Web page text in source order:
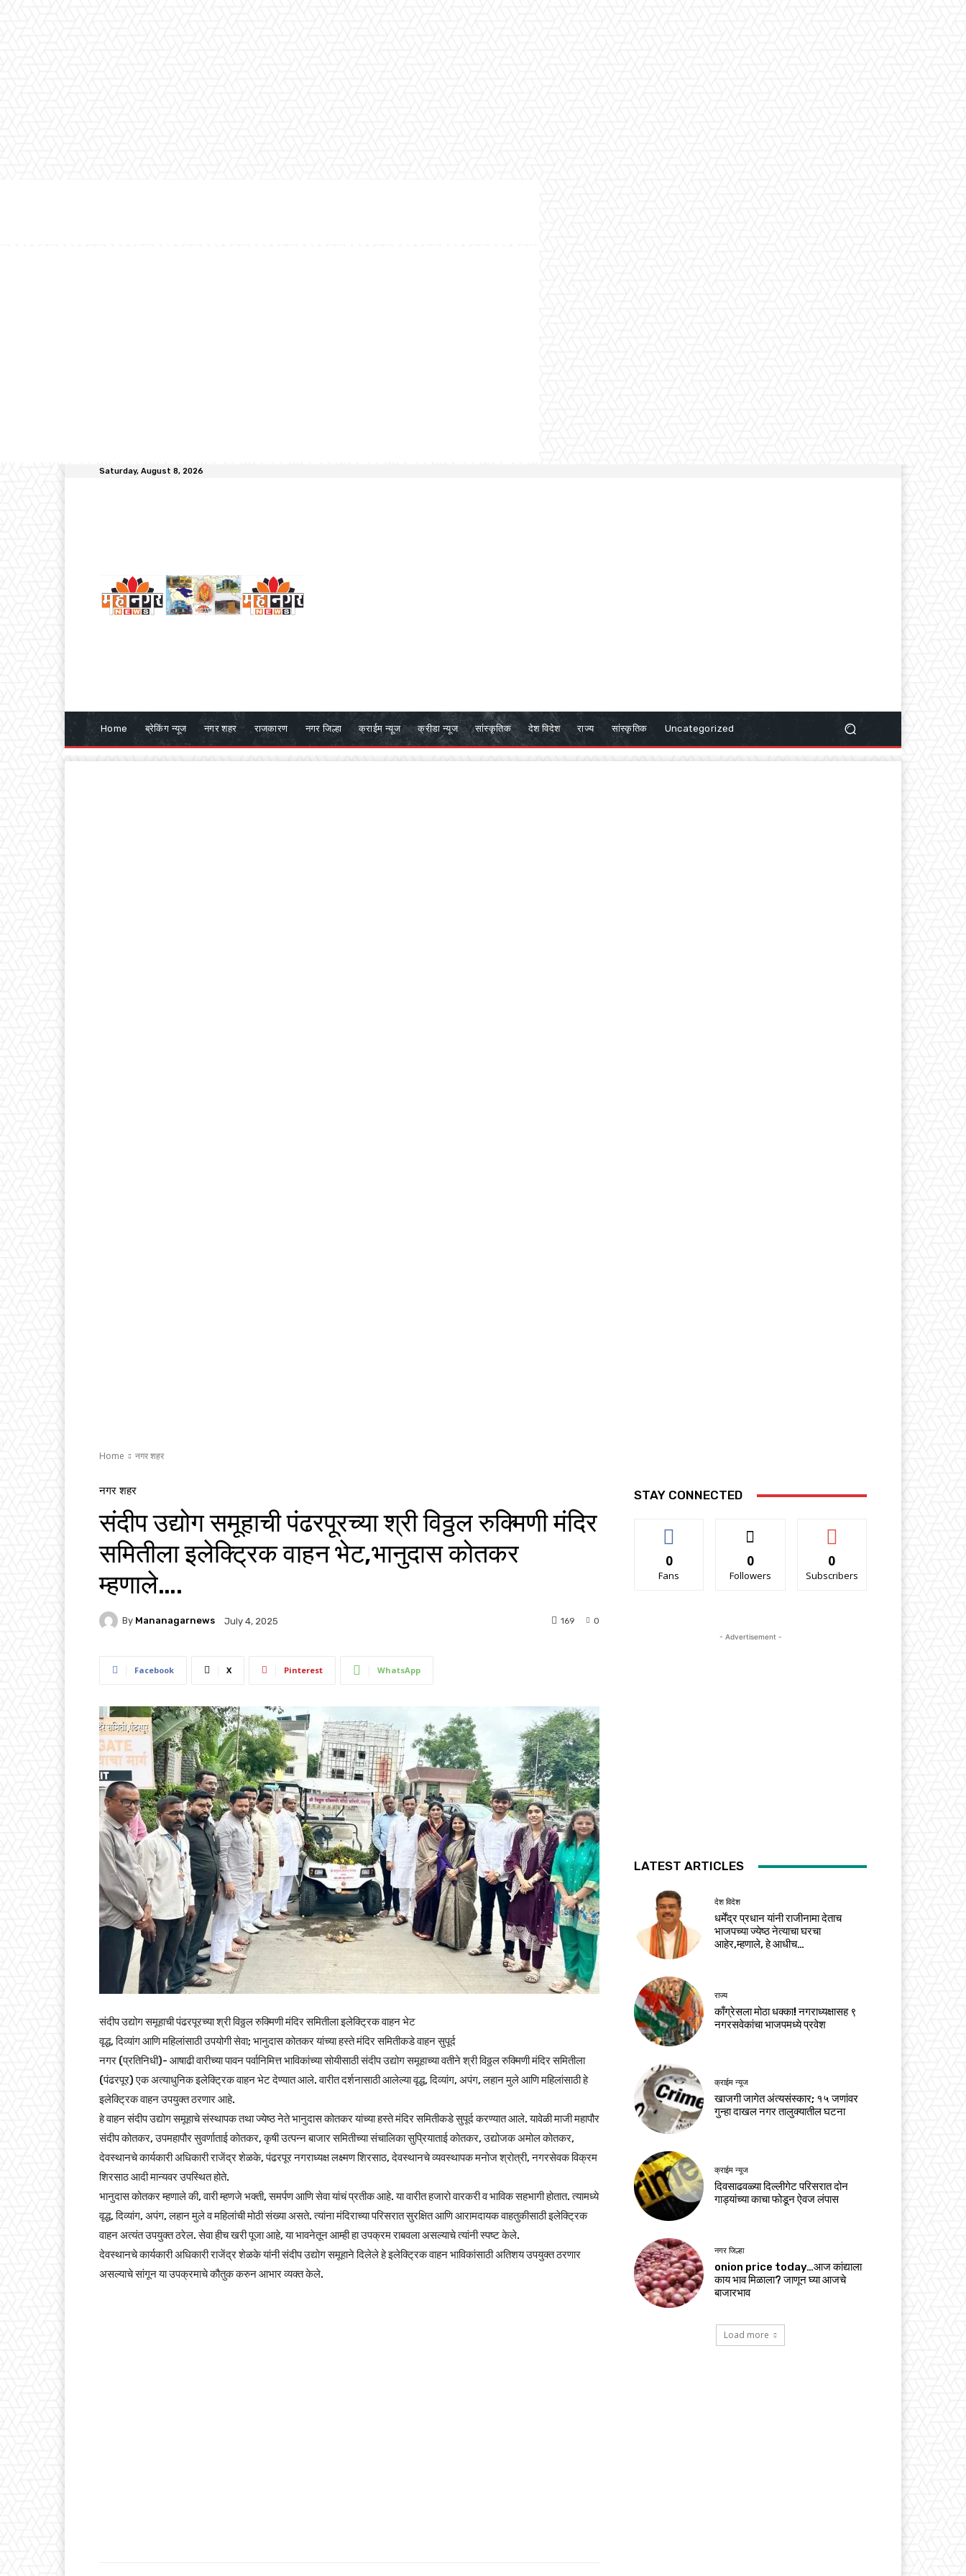
Saturday, August 8, 2026
Home ब्रेकिंग न्यूज नगर शहर राजकारण नगर जिल्हा क्राईम न्यूज क्रीडा न्यूज सांस्कृतिक देश विदेश राज्य सांस्कृतिक Uncategorized
Home नगर शहर
नगर शहर
संदीप उद्योग समूहाची पंढरपूरच्या श्री विठ्ठल रुक्मिणी मंदिर
समितीला इलेक्ट्रिक वाहन भेट,भानुदास कोतकर
म्हणाले….
By Mananagarnews July 4, 2025 0
169
Facebook X Pinterest WhatsApp
संदीप उद्योग समूहाची पंढरपूरच्या श्री विठ्ठल रुक्मिणी मंदिर समितीला इलेक्ट्रिक वाहन भेट
वृद्ध, दिव्यांग आणि महिलांसाठी उपयोगी सेवा; भानुदास कोतकर यांच्या हस्ते मंदिर समितीकडे वाहन सुपूर्द
नगर (प्रतिनिधी)- आषाढी वारीच्या पावन पर्वानिमित्त भाविकांच्या सोयीसाठी संदीप उद्योग समूहाच्या वतीने श्री विठ्ठल रुक्मिणी मंदिर समितीला
(पंढरपूर) एक अत्याधुनिक इलेक्ट्रिक वाहन भेट देण्यात आले. वारीत दर्शनासाठी आलेल्या वृद्ध, दिव्यांग, अपंग, लहान मुले आणि महिलांसाठी हे
इलेक्ट्रिक वाहन उपयुक्त ठरणार आहे.
हे वाहन संदीप उद्योग समूहाचे संस्थापक तथा ज्येष्ठ नेते भानुदास कोतकर यांच्या हस्ते मंदिर समितीकडे सुपूर्द करण्यात आले. यावेळी माजी महापौर
संदीप कोतकर, उपमहापौर सुवर्णाताई कोतकर, कृषी उत्पन्न बाजार समितीच्या संचालिका सुप्रियाताई कोतकर, उद्योजक अमोल कोतकर,
देवस्थानचे कार्यकारी अधिकारी राजेंद्र शेळके, पंढरपूर नगराध्यक्ष लक्ष्मण शिरसाठ, देवस्थानचे व्यवस्थापक मनोज श्रोत्री, नगरसेवक विक्रम
शिरसाठ आदी मान्यवर उपस्थित होते.
भानुदास कोतकर म्हणाले की, वारी म्हणजे भक्ती, समर्पण आणि सेवा यांचं प्रतीक आहे. या वारीत हजारो वारकरी व भाविक सहभागी होतात. त्यामध्ये
वृद्ध, दिव्यांग, अपंग, लहान मुले व महिलांची मोठी संख्या असते. त्यांना मंदिराच्या परिसरात सुरक्षित आणि आरामदायक वाहतुकीसाठी इलेक्ट्रिक
वाहन अत्यंत उपयुक्त ठरेल. सेवा हीच खरी पूजा आहे, या भावनेतून आम्ही हा उपक्रम राबवला असल्याचे त्यांनी स्पष्ट केले.
देवस्थानचे कार्यकारी अधिकारी राजेंद्र शेळके यांनी संदीप उद्योग समूहाने दिलेले हे इलेक्ट्रिक वाहन भाविकांसाठी अतिशय उपयुक्त ठरणार
असल्याचे सांगून या उपक्रमाचे कौतुक करुन आभार व्यक्त केले.
STAY CONNECTED
0
Fans
0
Followers
0
Subscribers
- Advertisement -
LATEST ARTICLES
देश विदेश
धर्मेंद्र प्रधान यांनी राजीनामा देताच
भाजपच्या ज्येष्ठ नेत्याचा घरचा
आहेर,म्हणाले, हे आधीच…
राज्य
काँग्रेसला मोठा धक्का! नगराध्यक्षासह ९
नगरसवेकांचा भाजपमध्ये प्रवेश
क्राईम न्यूज
खाजगी जागेत अंत्यसंस्कार; १५ जणांवर
गुन्हा दाखल नगर तालुक्यातील घटना
क्राईम न्यूज
दिवसाढवळ्या दिल्लीगेट परिसरात दोन
गाड्यांच्या काचा फोडून ऐवज लंपास
नगर जिल्हा
onion price today…आज कांद्याला
काय भाव मिळाला? जाणून घ्या आजचे
बाजारभाव
Load more